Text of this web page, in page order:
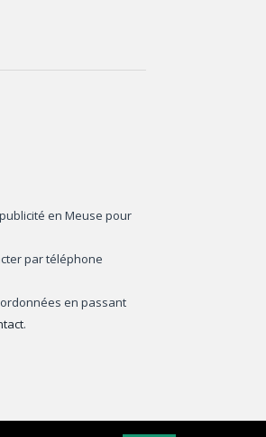
en Meuse pour
par téléphone
en passant
.